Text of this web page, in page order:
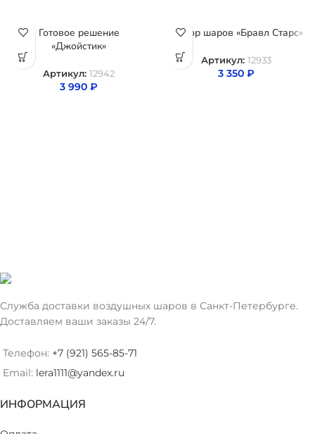
Готовое решение
«Джойстик»
Артикул: 12942
3 990 ₽
Набор шаров «Бравл Старс»
Артикул: 12933
3 350 ₽
Служба доставки воздушных шаров в Санкт-Петербурге.
Доставляем ваши заказы 24/7.
Телефон: +7 (921) 565-85-71
Email: lera1111@yandex.ru
ИНФОРМАЦИЯ